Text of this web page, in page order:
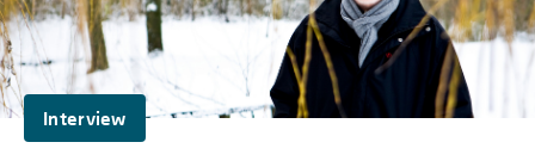
Interview